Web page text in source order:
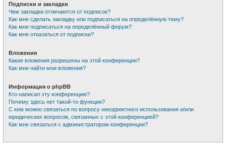
Подписки и закладки
Чем закладки отличаются от подписок?
Как мне сделать закладку или подписаться на определённую тему?
Как мне подписаться на определённый форум?
Как мне отказаться от подписки?
Вложения
Какие вложения разрешены на этой конференции?
Как мне найти мои вложения?
Информация о phpBB
Кто написал эту конференцию?
Почему здесь нет такой-то функции?
С кем можно связаться по вопросу некорректного использования и/или
юридических вопросов, связанных с этой конференцией?
Как мне связаться с администратором конференции?